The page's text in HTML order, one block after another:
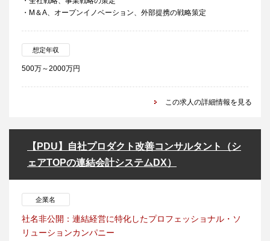
・M＆A、オープンイノベーション、外部提携の戦略策定
想定年収
500万～2000万円
この求人の詳細情報を見る
【PDU】自社プロダクト改善コンサルタント（シ
ェアTOPの連結会計システムDX）
企業名
社名非公開：連結経営に特化したプロフェッショナル・ソ
リューションカンパニー